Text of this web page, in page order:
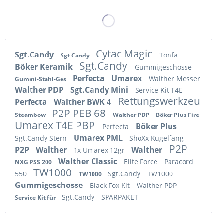
Sgt.Candy Sgt.Candy Cytac Magic Tonfa
Böker Keramik Sgt.Candy Gummigeschosse
Gummi-Stahl-Ges Perfecta Umarex Walther Messer
Walther PDP Sgt.Candy Mini Service Kit T4E
Perfecta Walther BWK 4 Rettungswerkzeu
Steambow P2P PEB 68 Walther PDP Böker Plus Fire
Umarex T4E PBP Perfecta Böker Plus
Sgt.Candy Stern Umarex PML ShoXx Kugelfang
P2P Walther 1x Umarex 12gr Walther P2P
NXG PSS 200 Walther Classic Elite Force
Paracord
550
TW1000 TW1000 Sgt.Candy TW1000
Gummigeschosse Black Fox Kit Walther PDP
Service Kit für Sgt.Candy SPARPAKET